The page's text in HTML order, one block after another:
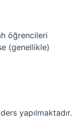
öğrencileri
(genellikle)
yapılmaktadır.